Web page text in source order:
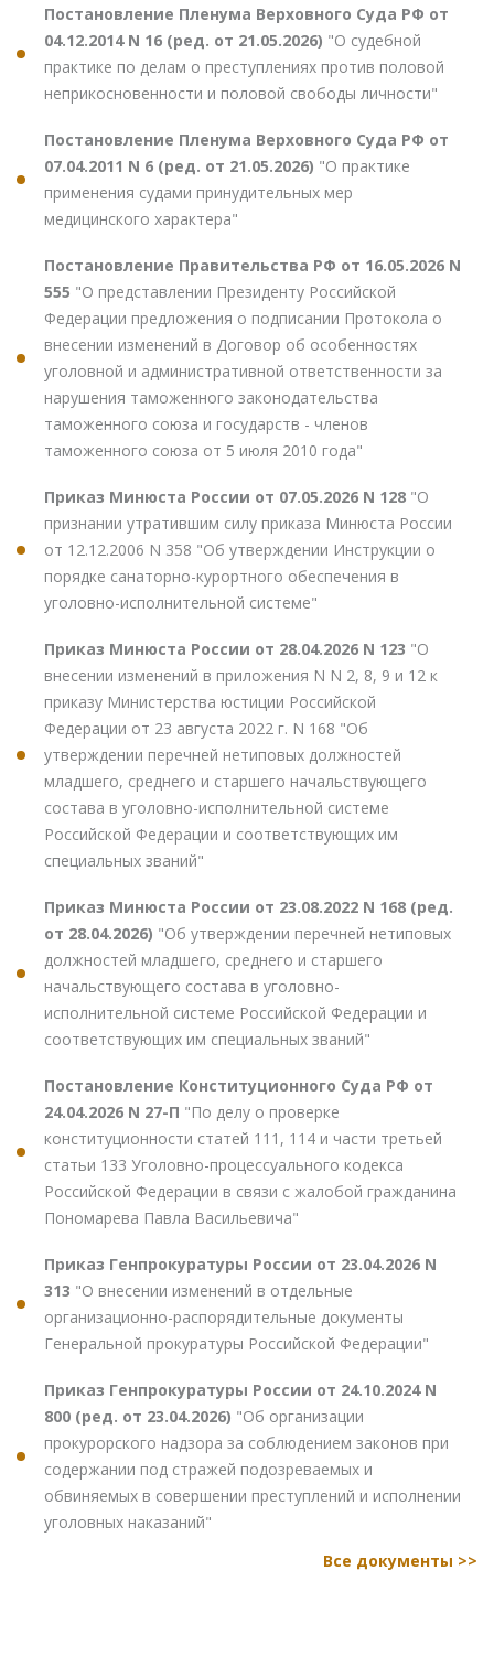
Постановление Пленума Верховного Суда РФ от
04.12.2014 N 16 (ред. от 21.05.2026) "О судебной
практике по делам о преступлениях против половой
неприкосновенности и половой свободы личности"
Постановление Пленума Верховного Суда РФ от
07.04.2011 N 6 (ред. от 21.05.2026) "О практике
применения судами принудительных мер
медицинского характера"
Постановление Правительства РФ от 16.05.2026 N
555 "О представлении Президенту Российской
Федерации предложения о подписании Протокола о
внесении изменений в Договор об особенностях
уголовной и административной ответственности за
нарушения таможенного законодательства
таможенного союза и государств - членов
таможенного союза от 5 июля 2010 года"
Приказ Минюста России от 07.05.2026 N 128 "О
признании утратившим силу приказа Минюста России
от 12.12.2006 N 358 "Об утверждении Инструкции о
порядке санаторно-курортного обеспечения в
уголовно-исполнительной системе"
Приказ Минюста России от 28.04.2026 N 123 "О
внесении изменений в приложения N N 2, 8, 9 и 12 к
приказу Министерства юстиции Российской
Федерации от 23 августа 2022 г. N 168 "Об
утверждении перечней нетиповых должностей
младшего, среднего и старшего начальствующего
состава в уголовно-исполнительной системе
Российской Федерации и соответствующих им
специальных званий"
Приказ Минюста России от 23.08.2022 N 168 (ред.
от 28.04.2026) "Об утверждении перечней нетиповых
должностей младшего, среднего и старшего
начальствующего состава в уголовно-
исполнительной системе Российской Федерации и
соответствующих им специальных званий"
Постановление Конституционного Суда РФ от
24.04.2026 N 27-П "По делу о проверке
конституционности статей 111, 114 и части третьей
статьи 133 Уголовно-процессуального кодекса
Российской Федерации в связи с жалобой гражданина
Пономарева Павла Васильевича"
Приказ Генпрокуратуры России от 23.04.2026 N
313 "О внесении изменений в отдельные
организационно-распорядительные документы
Генеральной прокуратуры Российской Федерации"
Приказ Генпрокуратуры России от 24.10.2024 N
800 (ред. от 23.04.2026) "Об организации
прокурорского надзора за соблюдением законов при
содержании под стражей подозреваемых и
обвиняемых в совершении преступлений и исполнении
уголовных наказаний"
Все документы >>